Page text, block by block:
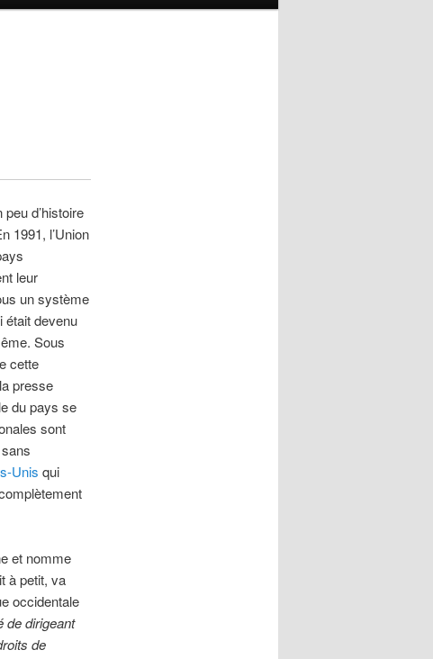
d’histoire
1991, l’Union
leur
un système
était devenu
Sous
cette
presse
du pays se
sont
Unis qui
et nomme
à petit, va
occidentale
de dirigeant
de